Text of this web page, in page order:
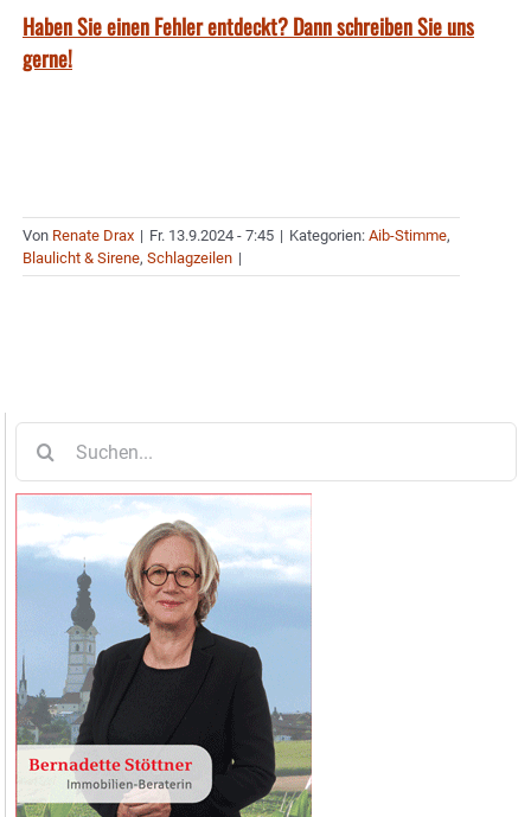
Haben Sie einen Fehler entdeckt? Dann schreiben Sie uns
gerne!
Von Renate Drax | Fr. 13.9.2024 - 7:45 | Kategorien: Aib-Stimme,
Blaulicht & Sirene, Schlagzeilen |
nach: